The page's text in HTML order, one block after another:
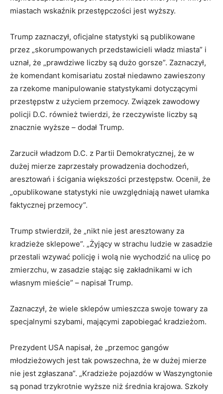
miastach wskaźnik przestępczości jest wyższy.
Trump zaznaczył, oficjalne statystyki są publikowane
przez „skorumpowanych przedstawicieli władz miasta” i
uznał, że „prawdziwe liczby są dużo gorsze”. Zaznaczył,
że komendant komisariatu został niedawno zawieszony
za rzekome manipulowanie statystykami dotyczącymi
przestępstw z użyciem przemocy. Związek zawodowy
policji D.C. również twierdzi, że rzeczywiste liczby są
znacznie wyższe – dodał Trump.
Zarzucił władzom D.C. z Partii Demokratycznej, że w
dużej mierze zaprzestały prowadzenia dochodzeń,
aresztowań i ścigania większości przestępstw. Ocenił, że
„opublikowane statystyki nie uwzględniają nawet ułamka
faktycznej przemocy”.
Trump stwierdził, że „nikt nie jest aresztowany za
kradzieże sklepowe”. „Żyjący w strachu ludzie w zasadzie
przestali wzywać policję i wolą nie wychodzić na ulicę po
zmierzchu, w zasadzie stając się zakładnikami w ich
własnym mieście” – napisał Trump.
Zaznaczył, że wiele sklepów umieszcza swoje towary za
specjalnymi szybami, mającymi zapobiegać kradzieżom.
Prezydent USA napisał, że „przemoc gangów
młodzieżowych jest tak powszechna, że w dużej mierze
nie jest zgłaszana”. „Kradzieże pojazdów w Waszyngtonie
są ponad trzykrotnie wyższe niż średnia krajowa. Szkoły